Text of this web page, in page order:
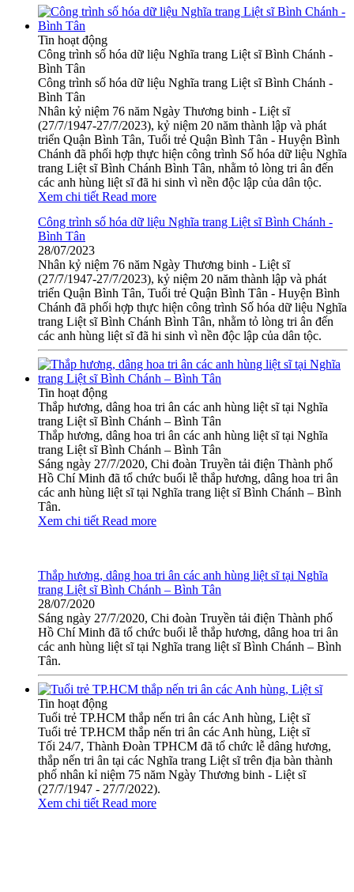
Tin hoạt động
Công trình số hóa dữ liệu Nghĩa trang Liệt sĩ Bình Chánh -
Bình Tân
Công trình số hóa dữ liệu Nghĩa trang Liệt sĩ Bình Chánh -
Bình Tân
Nhân kỷ niệm 76 năm Ngày Thương binh - Liệt sĩ
(27/7/1947-27/7/2023), kỷ niệm 20 năm thành lập và phát
triển Quận Bình Tân, Tuổi trẻ Quận Bình Tân - Huyện Bình
Chánh đã phối hợp thực hiện công trình Số hóa dữ liệu Nghĩa
trang Liệt sĩ Bình Chánh Bình Tân, nhằm tỏ lòng tri ân đến
các anh hùng liệt sĩ đã hi sinh vì nền độc lập của dân tộc.
Xem chi tiết Read more
Công trình số hóa dữ liệu Nghĩa trang Liệt sĩ Bình Chánh -
Bình Tân
28/07/2023
Nhân kỷ niệm 76 năm Ngày Thương binh - Liệt sĩ
(27/7/1947-27/7/2023), kỷ niệm 20 năm thành lập và phát
triển Quận Bình Tân, Tuổi trẻ Quận Bình Tân - Huyện Bình
Chánh đã phối hợp thực hiện công trình Số hóa dữ liệu Nghĩa
trang Liệt sĩ Bình Chánh Bình Tân, nhằm tỏ lòng tri ân đến
các anh hùng liệt sĩ đã hi sinh vì nền độc lập của dân tộc.
Tin hoạt động
Thắp hương, dâng hoa tri ân các anh hùng liệt sĩ tại Nghĩa
trang Liệt sĩ Bình Chánh – Bình Tân
Thắp hương, dâng hoa tri ân các anh hùng liệt sĩ tại Nghĩa
trang Liệt sĩ Bình Chánh – Bình Tân
Sáng ngày 27/7/2020, Chi đoàn Truyền tải điện Thành phố
Hồ Chí Minh đã tổ chức buổi lễ thắp hương, dâng hoa tri ân
các anh hùng liệt sĩ tại Nghĩa trang liệt sĩ Bình Chánh – Bình
Tân.
Xem chi tiết Read more
Thắp hương, dâng hoa tri ân các anh hùng liệt sĩ tại Nghĩa
trang Liệt sĩ Bình Chánh – Bình Tân
28/07/2020
Sáng ngày 27/7/2020, Chi đoàn Truyền tải điện Thành phố
Hồ Chí Minh đã tổ chức buổi lễ thắp hương, dâng hoa tri ân
các anh hùng liệt sĩ tại Nghĩa trang liệt sĩ Bình Chánh – Bình
Tân.
Tin hoạt động
Tuổi trẻ TP.HCM thắp nến tri ân các Anh hùng, Liệt sĩ
Tuổi trẻ TP.HCM thắp nến tri ân các Anh hùng, Liệt sĩ
Tối 24/7, Thành Đoàn TPHCM đã tổ chức lễ dâng hương,
thắp nến tri ân tại các Nghĩa trang Liệt sĩ trên địa bàn thành
phố nhân kỉ niệm 75 năm Ngày Thương binh - Liệt sĩ
(27/7/1947 - 27/7/2022).
Xem chi tiết Read more